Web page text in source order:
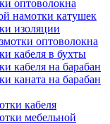
оптоволокна
намотки катушек
изоляции
оптоволокна
кабеля в бухты
кабеля на барабан
каната на барабан
кабеля
мебельной